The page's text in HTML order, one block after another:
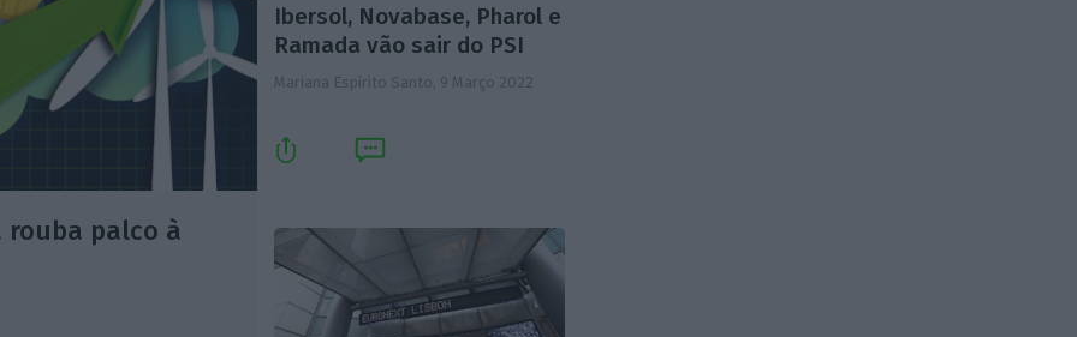
rouba palco à
Ibersol, Novabase, Pharol e
Ramada vão sair do PSI
Mariana Espírito Santo, 9 Março 2022